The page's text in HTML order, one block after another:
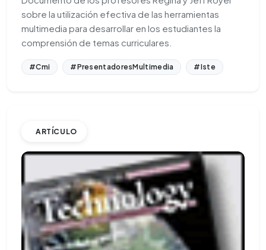
sobre la utilización efectiva de las herramientas
multimedia para desarrollar en los estudiantes la
comprensión de temas curriculares.
#Cmi #PresentadoresMultimedia #Iste
ARTÍCULO